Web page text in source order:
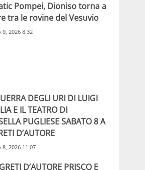
Pompei, Dioniso torna a
tra le rovine del Vesuvio
9, 2026 8:32
DEGLI URI DI LUIGI
E IL TEATRO DI
PUGLIESE SABATO 8 A
D’AUTORE
8, 2026 11:07
D’AUTORE PRISCO E